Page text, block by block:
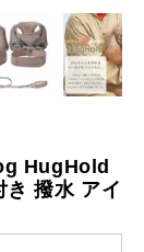
HugHold
き 撥水 アイ